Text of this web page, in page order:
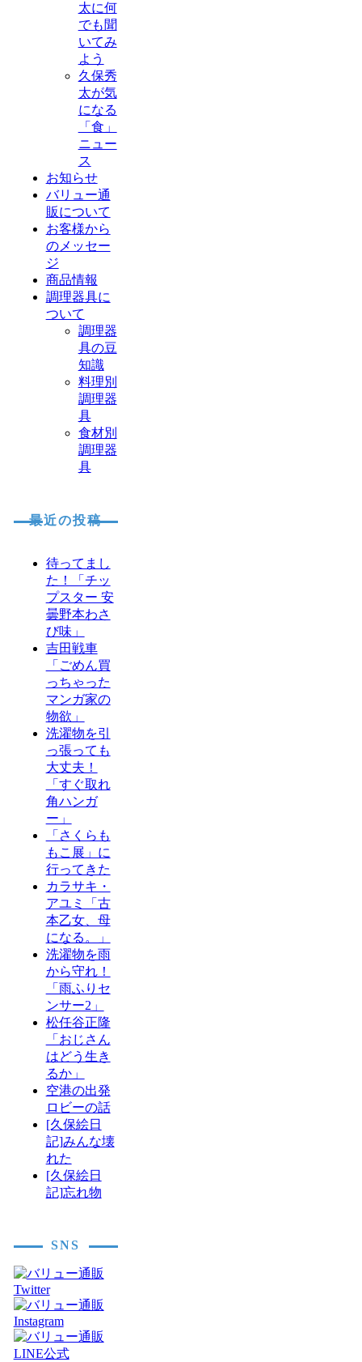
太に何
でも聞
いてみ
よう
久保秀
太が気
になる
「食」
ニュー
ス
お知らせ
バリュー通
販について
お客様から
のメッセー
ジ
商品情報
調理器具に
ついて
調理器
具の豆
知識
料理別
調理器
具
食材別
調理器
具
最近の投稿
待ってまし
た！「チッ
プスター 安
曇野本わさ
び味」
吉田戦車
「ごめん買
っちゃった
マンガ家の
物欲」
洗濯物を引
っ張っても
大丈夫！
「すぐ取れ
角ハンガ
ー」
「さくらも
もこ展」に
行ってきた
カラサキ・
アユミ「古
本乙女、母
になる。」
洗濯物を雨
から守れ！
「雨ふりセ
ンサー2」
松任谷正隆
「おじさん
はどう生き
るか」
空港の出発
ロビーの話
[久保絵日
記]みんな壊
れた
[久保絵日
記]忘れ物
SNS